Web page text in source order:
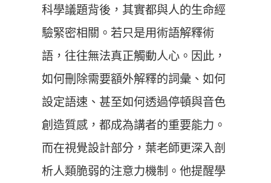
科學議題背後，其實都與人的生命經
驗緊密相關。若只是用術語解釋術
語，往往無法真正觸動人心。因此，
如何刪除需要額外解釋的詞彙、如何
設定語速、甚至如何透過停頓與音色
創造質感，都成為講者的重要能力。
而在視覺設計部分，葉老師更深入剖
析人類脆弱的注意力機制。他提醒學